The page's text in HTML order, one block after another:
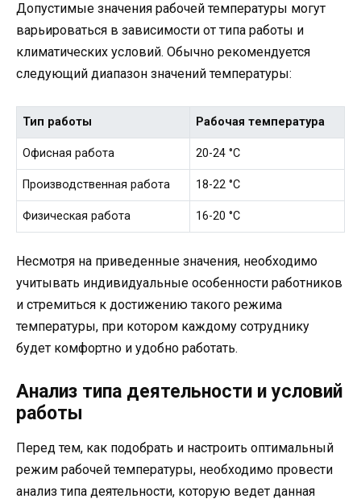
Допустимые значения рабочей температуры могут
варьироваться в зависимости от типа работы и
климатических условий. Обычно рекомендуется
следующий диапазон значений температуры:
Тип работы Рабочая температура
Офисная работа 20-24 °C
Производственная работа 18-22 °C
Физическая работа 16-20 °C
Несмотря на приведенные значения, необходимо
учитывать индивидуальные особенности работников
и стремиться к достижению такого режима
температуры, при котором каждому сотруднику
будет комфортно и удобно работать.
Анализ типа деятельности и условий
работы
Перед тем, как подобрать и настроить оптимальный
режим рабочей температуры, необходимо провести
анализ типа деятельности, которую ведет данная